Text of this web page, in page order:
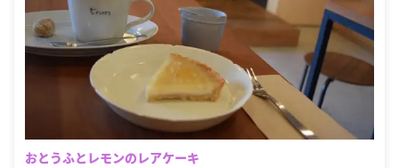
おとうふとレモンのレアケーキ